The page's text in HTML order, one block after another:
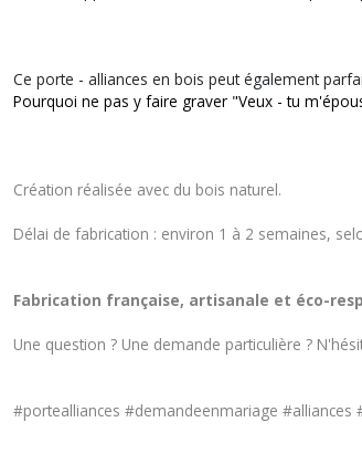
Ce porte - alliances en bois peut également
Pourquoi ne pas y faire graver "Veux - tu
Création réalisée avec du bois naturel.
Délai de fabrication : environ 1 à 2 semaines,
Fabrication française, artisanale et éco-
Une question ? Une demande particulière ?
#portealliances #demandeenmariage